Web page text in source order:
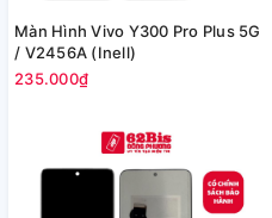
Màn Hình Vivo Y300 Pro Plus 5G
/ V2456A (Inell)
235.000₫